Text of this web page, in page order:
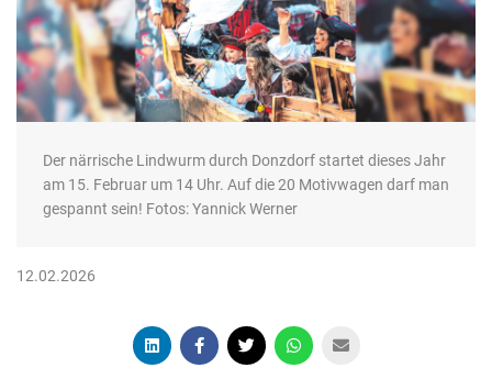
Der närrische Lindwurm durch Donzdorf startet dieses Jahr
am 15. Februar um 14 Uhr. Auf die 20 Motivwagen darf man
gespannt sein! Fotos: Yannick Werner
12.02.2026